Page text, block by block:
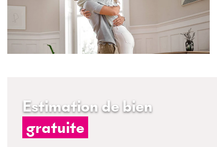
Estimation de bien
gratuite